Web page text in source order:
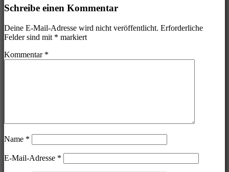
Schreibe einen Kommentar
Deine E-Mail-Adresse wird nicht veröffentlicht. Erforderliche
Felder sind mit * markiert
Kommentar *
Name *
E-Mail-Adresse *